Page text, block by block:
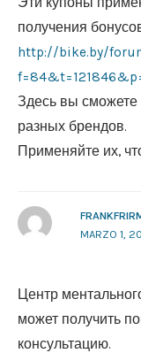
получения
http://bike.by/
Здесь вы сможете
разных брендов.
Применяйте их,
MARZO 1,
Центр
может получить
консультацию.